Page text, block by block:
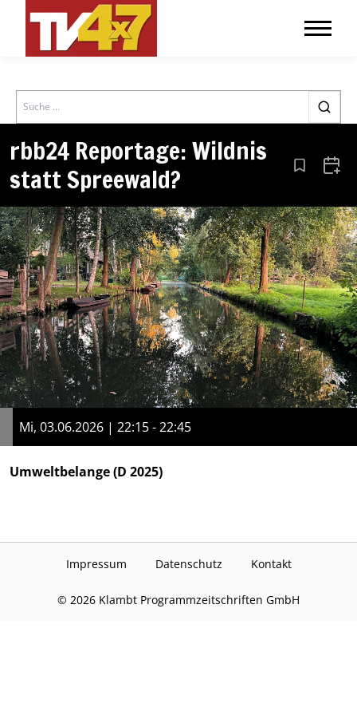
Search
rbb24 Reportage: Wildnis
statt Spreewald?
Aus den
Mi, 03.06.2026 | 22:15 - 22:45
Umweltbelange(D 2025)
Impressum Datenschutz Kontakt
© 2026 Klambt Programmzeitschriften GmbH